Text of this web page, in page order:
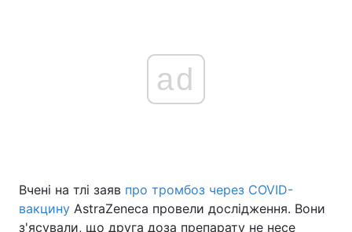
ad
Вчені на тлі заяв про тромбоз через COVID-
вакцину AstraZeneca провели дослідження. Вони
з'ясували, що друга доза препарату не несе